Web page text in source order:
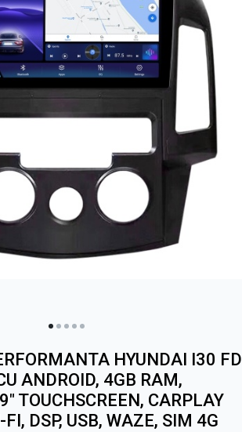
HYUNDAI I30 FD
ANDROID, 4GB RAM,
TOUCHSCREEN, CARPLAY
DSP, USB, WAZE, SIM 4G